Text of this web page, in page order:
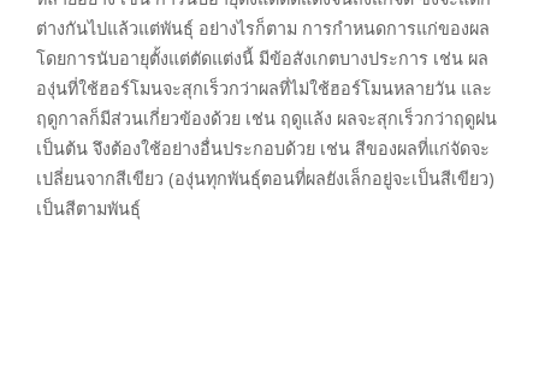
ต่างกันไปแล้วแต่พันธุ์ อย่างไรก็ตาม การกำหนดการแก่ของผล
โดยการนับอายุตั้งแต่ตัดแต่งนี้ มีข้อสังเกตบางประการ เช่น ผล
องุ่นที่ใช้ฮอร์โมนจะสุกเร็วกว่าผลที่ไม่ใช้ฮอร์โมนหลายวัน และ
ฤดูกาลก็มีส่วนเกี่ยวข้องด้วย เช่น ฤดูแล้ง ผลจะสุกเร็วกว่าฤดูฝน
เป็นต้น จึงต้องใช้อย่างอื่นประกอบด้วย เช่น สีของผลที่แก่จัดจะ
เปลี่ยนจากสีเขียว (องุ่นทุกพันธุ์ตอนที่ผลยังเล็กอยู่จะเป็นสีเขียว)
เป็นสีตามพันธุ์